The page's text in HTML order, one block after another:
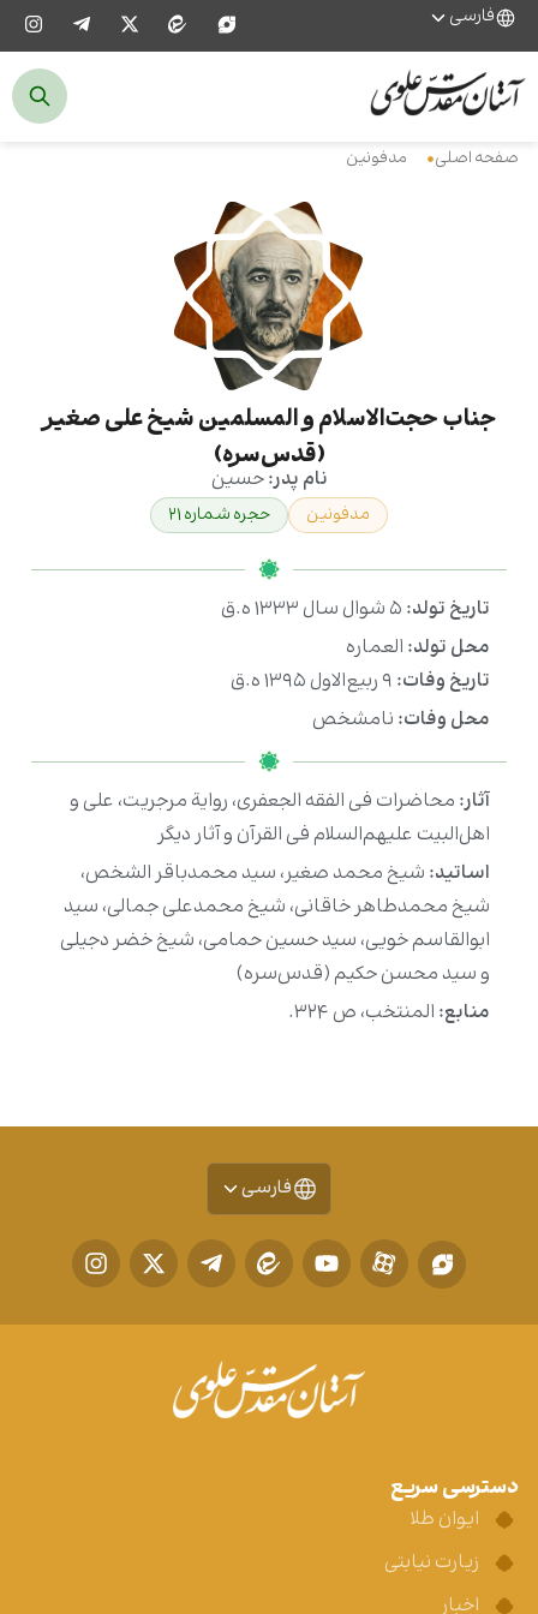
فارسی
صفحه اصلی مدفونین
جناب حجت‌الاسلام و المسلمین شیخ علی صغیر
(قدس‌سره)
نام پدر:حسین
مدفونین حجره شماره ۲۱
تاریخ تولد: ۵ شوال سال ۱۳۳۳ ه.ق
محل تولد: العماره
تاریخ وفات: ۹ ربیع‌الاول ۱۳۹۵ ه.ق
محل وفات: نامشخص
آثار: محاضرات فی الفقه الجعفری، روایة مرجریت، علی و
اهل‌البیت علیهم‌السلام فی القرآن و آثار دیگر
اساتید: شیخ محمد صغیر، سید محمدباقر الشخص،
شیخ محمدطاهر خاقانی، شیخ محمدعلی جمالی، سید
ابوالقاسم خویی، سید حسین حمامی، شیخ خضر دجیلی
و سید محسن حکیم (قدس‌سره)
منابع: المنتخب، ص ۳۲۴.
فارسی
دسترسی سریع
ایوان طلا
زیارت نیابتی
اخبار